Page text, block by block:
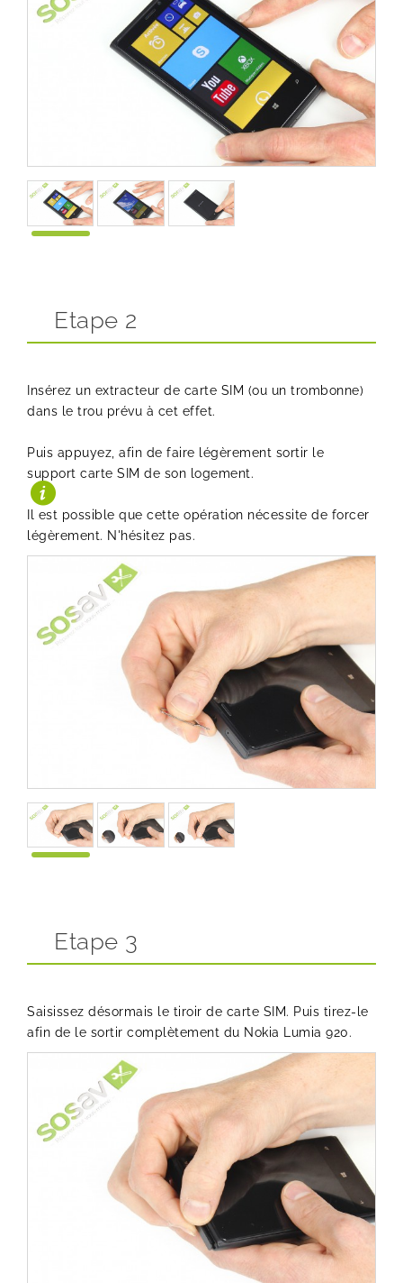
Etape 2
Insérez un extracteur de carte SIM (ou un trombonne)
dans le trou prévu à cet effet.
Puis appuyez, afin de faire légèrement sortir le
support carte SIM de son logement.
Il est possible que cette opération nécessite de forcer
légèrement. N'hésitez pas.
Etape 3
Saisissez désormais le tiroir de carte SIM. Puis tirez-le
afin de le sortir complètement du Nokia Lumia 920.